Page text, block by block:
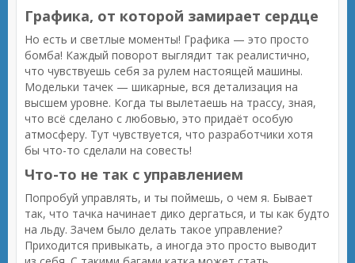
Графика, от которой замирает сердце
Но есть и светлые моменты! Графика — это просто
бомба! Каждый поворот выглядит так реалистично,
что чувствуешь себя за рулем настоящей машины.
Модельки тачек — шикарные, вся детализация на
высшем уровне. Когда ты вылетаешь на трассу, зная,
что всё сделано с любовью, это придаёт особую
атмосферу. Тут чувствуется, что разработчики хотя
бы что-то сделали на совесть!
Что-то не так с управлением
Попробуй управлять, и ты поймешь, о чем я. Бывает
так, что тачка начинает дико дергаться, и ты как будто
на льду. Зачем было делать такое управление?
Приходится привыкать, а иногда это просто выводит